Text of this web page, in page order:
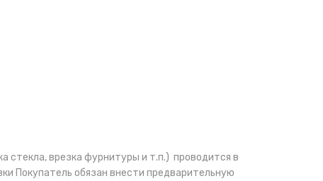
стекла, врезка фурнитуры и т.п.) проводится в
Покупатель обязан внести предварительную